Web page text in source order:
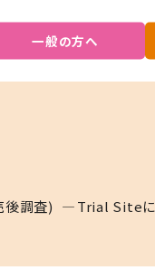
一般の方へ
後調査) Trial Site